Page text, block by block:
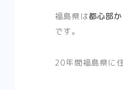
福島県は都心部
です。
20年間福島県に